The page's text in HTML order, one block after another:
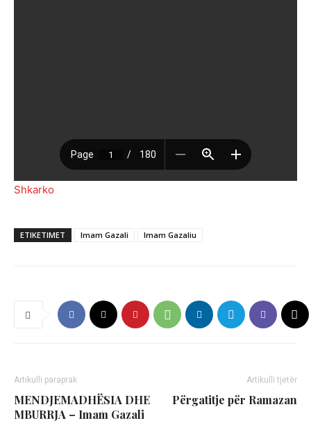
Shkarko
ETIKETIMET Imam Gazali Imam Gazaliu
Artikulli paraprak
MENDJEMADHËSIA DHE
MBURRJA – Imam Gazali
Artikulli tjetër
Përgatitje për Ramazan